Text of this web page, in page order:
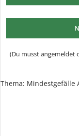
(Du musst angemeldet
Thema: Mindestgefälle